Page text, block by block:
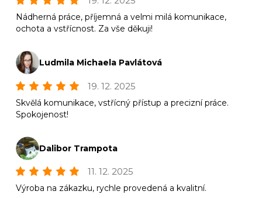
Nádherná práce, příjemná a velmi milá komunikace,
ochota a vstřícnost. Za vše děkuji!
Ludmila Michaela Pavlátová
19. 12. 2025
Skvělá komunikace, vstřícný přístup a precizní práce.
Spokojenost!
Dalibor Trampota
11. 12. 2025
Výroba na zákazku, rychle provedená a kvalitní.